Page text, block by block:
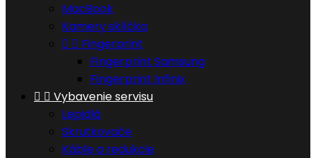
MacBook
Kamery sklíčka
  Fingerprint
Fingerprint Samsung
Fingerprint Infinix
  Vybavenie servisu
Lepidlá
Skrutkovače
Káble a redukcie